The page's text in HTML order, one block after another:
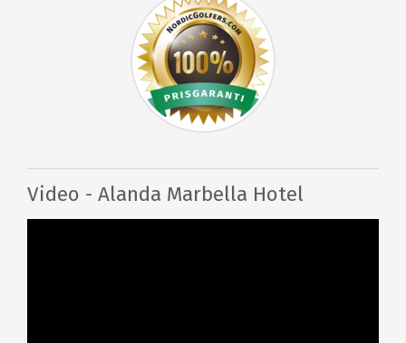
Video - Alanda Marbella Hotel